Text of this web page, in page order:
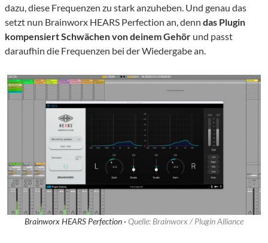
dazu, diese Frequenzen zu stark anzuheben. Und genau das
setzt nun Brainworx HEARS Perfection an, denn das Plugin
kompensiert Schwächen von deinem Gehör und passt
daraufhin die Frequenzen bei der Wiedergabe an.
Brainworx HEARS Perfection · Quelle: Brainworx / Plugin Alliance